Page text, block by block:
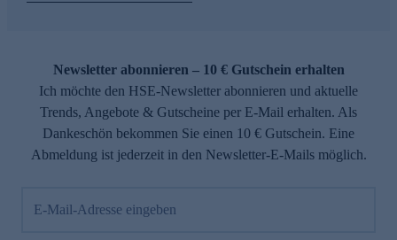
Newsletter abonnieren – 10 € Gutschein erhalten
Ich möchte den HSE-Newsletter abonnieren und aktuelle
Trends, Angebote & Gutscheine per E-Mail erhalten. Als
Dankeschön bekommen Sie einen 10 € Gutschein. Eine
Abmeldung ist jederzeit in den Newsletter-E-Mails möglich.
E-Mail-Adresse eingeben